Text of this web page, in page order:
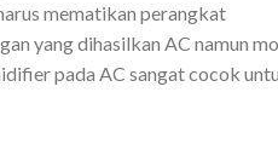
mematikan perangkat
yang dihasilkan AC namun
pada AC sangat cocok